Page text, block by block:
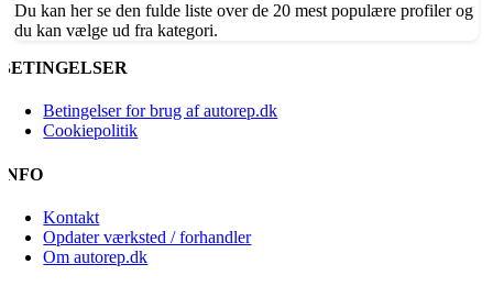
Du kan her se den fulde liste over de 20 mest populære profiler og
du kan vælge ud fra kategori.
BETINGELSER
Betingelser for brug af autorep.dk
Cookiepolitik
INFO
Kontakt
Opdater værksted / forhandler
Om autorep.dk